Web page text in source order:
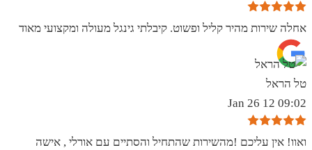
אחלה שירות מהיר קליל ופשוט. קיבלתי גינגל מעולה ומקצועי מאוד
טל הראל
09:02 12 Jan 26
ואוו! אין עליכם !מהשירות שהתחיל והסתיים עם אורלי , אישה